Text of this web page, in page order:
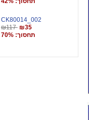
CK80014_002
₪117 ₪35
תחסוך: 70%